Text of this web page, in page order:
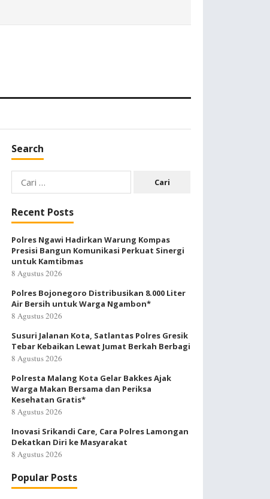
Search
Cari
untuk:
Recent Posts
Polres Ngawi Hadirkan Warung Kompas
Presisi Bangun Komunikasi Perkuat Sinergi
untuk Kamtibmas
8 Agustus 2026
Polres Bojonegoro Distribusikan 8.000 Liter
Air Bersih untuk Warga Ngambon*
8 Agustus 2026
Susuri Jalanan Kota, Satlantas Polres Gresik
Tebar Kebaikan Lewat Jumat Berkah Berbagi
8 Agustus 2026
Polresta Malang Kota Gelar Bakkes Ajak
Warga Makan Bersama dan Periksa
Kesehatan Gratis*
8 Agustus 2026
Inovasi Srikandi Care, Cara Polres Lamongan
Dekatkan Diri ke Masyarakat
8 Agustus 2026
Popular Posts